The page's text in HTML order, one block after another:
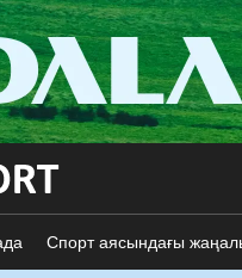
Спорт аясындағы